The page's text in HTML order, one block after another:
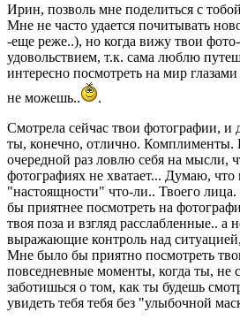
Ирин, позволь мне поделиться с
Мне не часто удается почитывать
-еще реже..), но когда вижу твои
удовольствием, т.к. сама люблю
интересно посмотреть на мир
не можешь..
.
Смотрела сейчас твои фотографии, и
ты, конечно, отлично. Комплименты.
очередной раз ловлю себя на мысли,
фотографиях не хватает... Думаю, что
"настоящности" что-ли.. Твоего
бы приятнее посмотреть на
твоя поза и взгляд расслабленные.. а
выражающиe контроль над
Мне было бы приятно посмотреть
повседневные моменты, когда ты, не
заботишься о том, как ты будешь
увидеть тебя тебя без "улыбочной